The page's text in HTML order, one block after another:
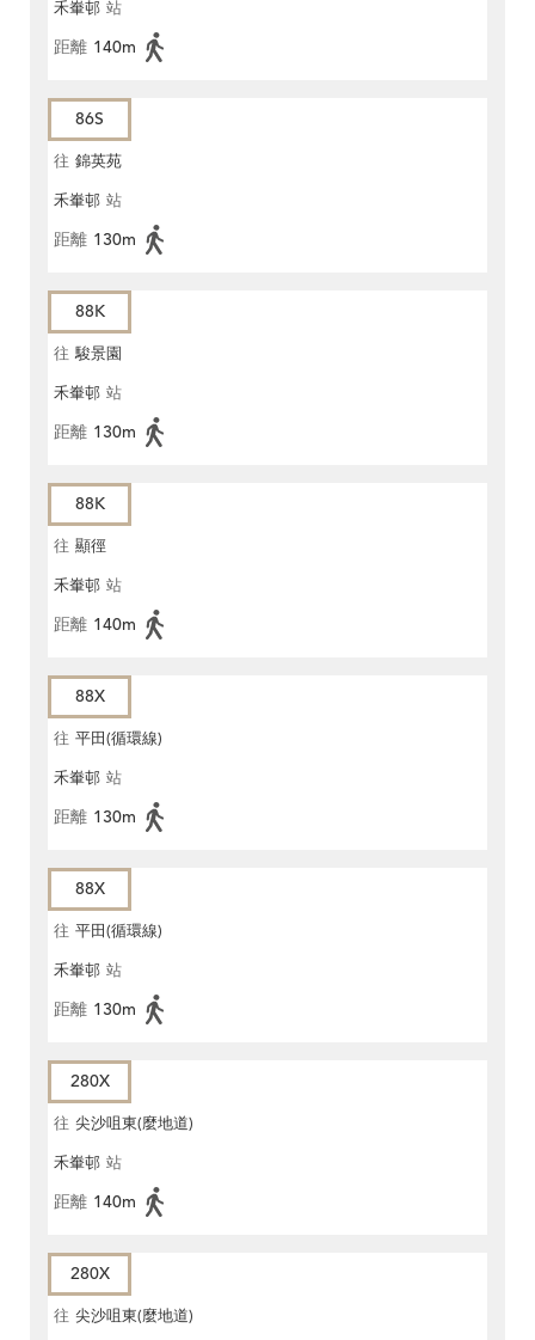
禾輋邨 站
距離 140m
86S
往 錦英苑
禾輋邨 站
距離 130m
88K
往 駿景園
禾輋邨 站
距離 130m
88K
往 顯徑
禾輋邨 站
距離 140m
88X
往 平田(循環線)
禾輋邨 站
距離 130m
88X
往 平田(循環線)
禾輋邨 站
距離 130m
280X
往 尖沙咀東(麼地道)
禾輋邨 站
距離 140m
280X
往 尖沙咀東(麼地道)